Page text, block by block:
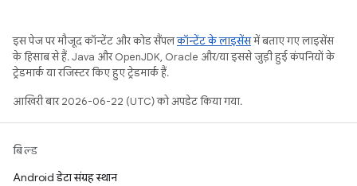
इस पेज पर मौजूद कॉन्टेंट और कोड सैंपलकॉन्टेंट के लाइसेंसमें बताए गए लाइसेंस
के हिसाब से हैं. Java और OpenJDK, Oracle और/या इससे जुड़ी हुई कंपनियों के
ट्रेडमार्क या रजिस्टर किए हुए ट्रेडमार्क हैं.
आखिरी बार 2026-06-22 (UTC) को अपडेट किया गया.
बिल्ड
Android डेटा संग्रह स्थान